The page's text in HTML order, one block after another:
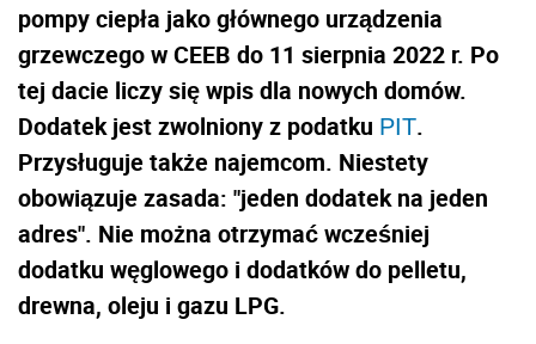
pompy ciepła jako głównego urządzenia
grzewczego w CEEB do 11 sierpnia 2022 r. Po
tej dacie liczy się wpis dla nowych domów.
Dodatek jest zwolniony z podatku PIT.
Przysługuje także najemcom. Niestety
obowiązuje zasada: "jeden dodatek na jeden
adres". Nie można otrzymać wcześniej
dodatku węglowego i dodatków do pelletu,
drewna, oleju i gazu LPG.